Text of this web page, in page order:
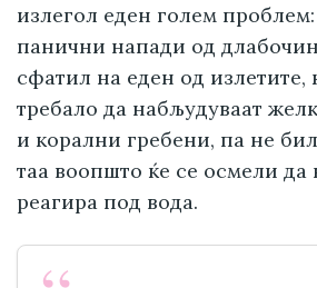
излегол еден голем
панични напади од
сфатил на еден од излетите,
требало да набљудуваат
и корални гребени, па не
таа воопшто ќе се осмели да
реагира под вода.